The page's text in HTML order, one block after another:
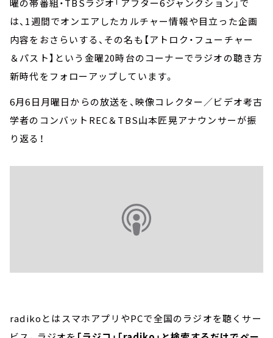
曜の帯番組・TBSラジオ「アフター6ジャンクション」で
は、1週間でオンエアしたカルチャー情報や目立った企画
内容をおさらいする、その名も【アトロク・フューチャー
＆パスト】という金曜20時台のコーナーでラジオの聴き方
新時代をフォローアップしています。
6月6日月曜日からの放送を、映像コレクター／ビデオ考古
学者のコンバットREC＆TBS山本匠晃アナウンサーが振
り返る！
radikoとはスマホアプリやPCで全国のラジオを聴くサー